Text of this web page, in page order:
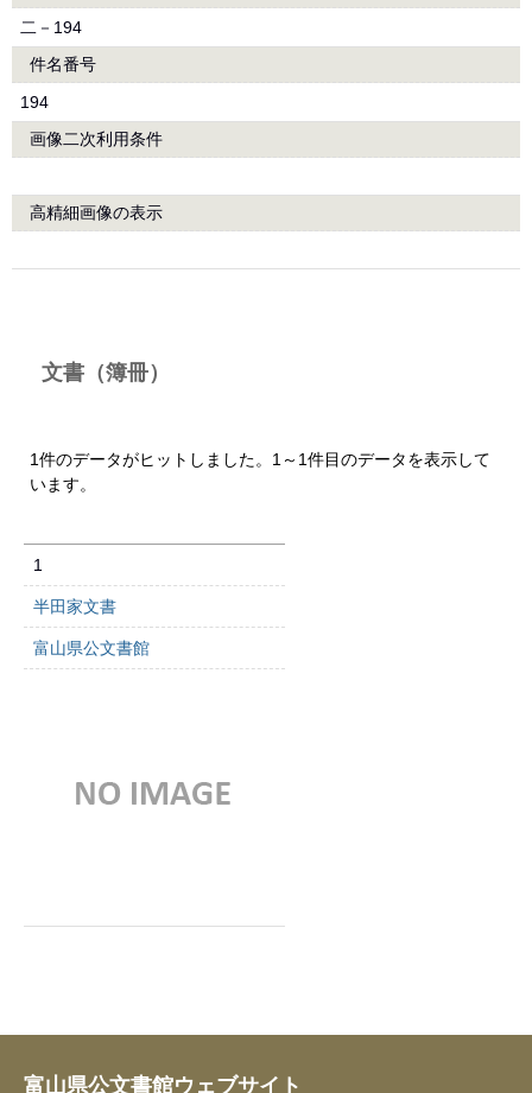
二－194
件名番号
194
画像二次利用条件
高精細画像の表示
文書（簿冊）
1件のデータがヒットしました。1～1件目のデータを表示して
います。
1
半田家文書
富山県公文書館
富山県公文書館ウェブサイト